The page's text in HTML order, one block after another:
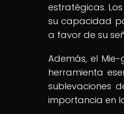
estratégicas.
su capacidad
a favor de su
Además, el
herramienta
sublevaciones
importancia en